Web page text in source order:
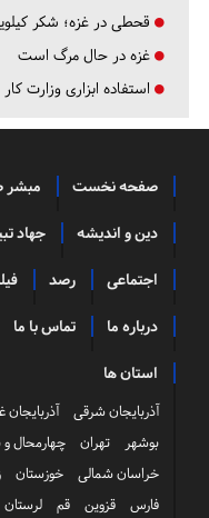
قحطی در غزه؛ شکر
غزه در حال مرگ است
استفاده ابزاری وزارت
صفحه نخست مبشر
دین و اندیشه جهاد
اجتماعی رصد
درباره ما تماس با ما
استان ها
آذربایجان شرقی آذربایجان
بوشهر
تهران چهارمحال و
خراسان شمالی
خوزستان
فارس
قزوین قم لرستان